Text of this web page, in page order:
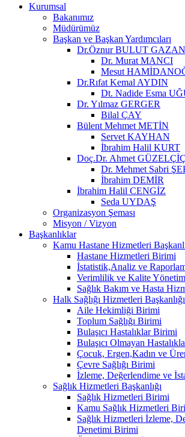
Kurumsal
Bakanımız
Müdürümüz
Başkan ve Başkan Yardımcıları
Dr.Öznur BULUT
Dr. Murat MANCI
Mesut
Dr.Rıfat Kemal AYDIN
Dt. Nadide Esma
Dr. Yılmaz GERGER
Bilal ÇAY
Bülent Mehmet METİN
Servet KAYHAN
İbrahim Halil KURT
Doç.Dr. Ahmet
Dr. Mehmet Sabri
İbrahim DEMİR
İbrahim Halil CENGİZ
Seda UYDAŞ
Organizasyon Şeması
Misyon / Vizyon
Başkanlıklar
Kamu Hastane Hizmetleri
Hastane Hizmetleri Birimi
İstatistik,Analiz ve
Verimlilik ve Kalite
Sağlık Bakım ve Hasta
Halk Sağlığı Hizmetleri Başkanlığı
Aile Hekimliği Birimi
Toplum Sağlığı Birimi
Bulaşıcı Hastalıklar Birimi
Bulaşıcı Olmayan
Çocuk, Ergen,Kadın ve
Çevre Sağlığı Birimi
İzleme, Değerlendime ve
Sağlık Hizmetleri Başkanlığı
Sağlık Hizmetleri Birimi
Kamu Sağlık Hizmetleri
Sağlık Hizmetleri İzleme,
Denetimi Birimi